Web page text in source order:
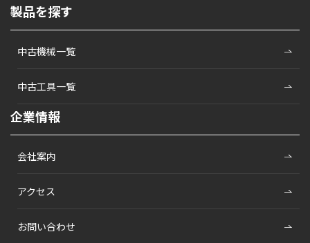
製品を探す
中古機械一覧
中古工具一覧
企業情報
会社案内
アクセス
お問い合わせ